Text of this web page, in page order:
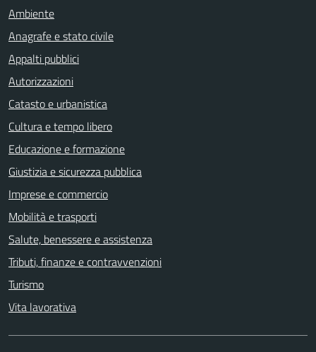
Ambiente
Anagrafe e stato civile
Appalti pubblici
Autorizzazioni
Catasto e urbanistica
Cultura e tempo libero
Educazione e formazione
Giustizia e sicurezza pubblica
Imprese e commercio
Mobilità e trasporti
Salute, benessere e assistenza
Tributi, finanze e contravvenzioni
Turismo
Vita lavorativa